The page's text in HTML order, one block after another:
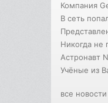
Компания
В сеть
Никогда не
Астронавт
Учёные из
все новости